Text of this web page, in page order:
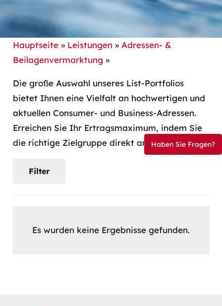
Hauptseite» Leistungen » Adressen- &
Beilagenvermarktung »
Die große Auswahl unseres List-Portfolios
bietet Ihnen eine Vielfalt an hochwertigen und
aktuellen Consumer- und Business-Adressen.
Erreichen Sie Ihr Ertragsmaximum, indem Sie
die richtige Zielgruppe direkt ansprechen.
Filter
Es wurden keine Ergebnisse gefunden.
Haben Sie Fragen?